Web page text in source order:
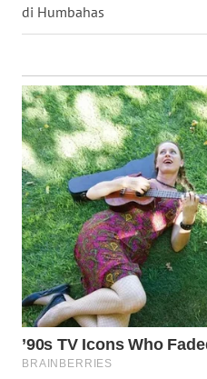
di Humbahas
WN
WN
KALTARA
WN
KALSEL
WN
KALTIM
WN
SULSEL